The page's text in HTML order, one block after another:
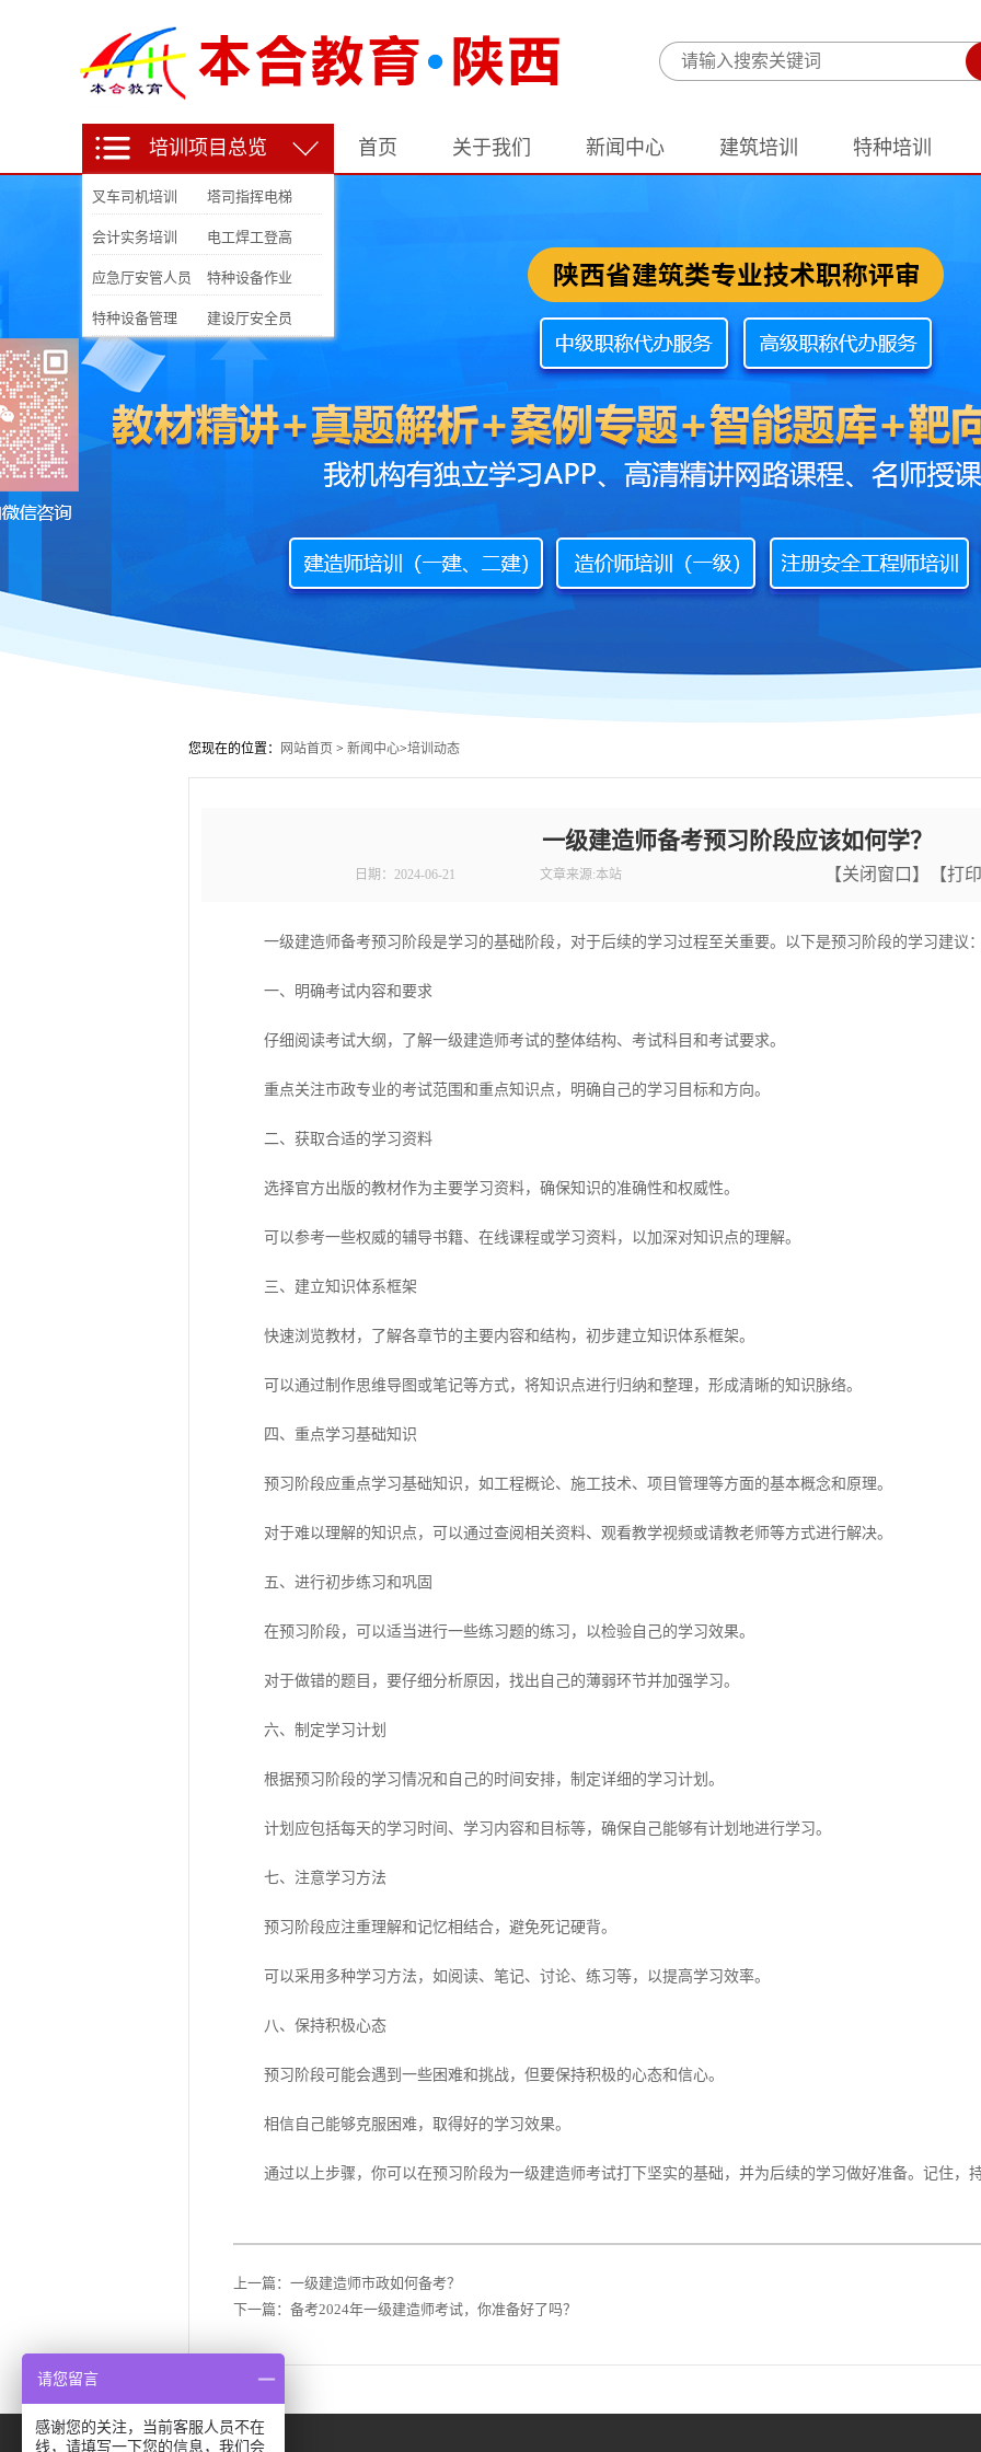
首页 关于我们 新闻中心 建筑培训 特种培训
培训项目总览
叉车司机培训 塔司指挥电梯
会计实务培训 电工焊工登高
应急厅安管人员 特种设备作业
特种设备管理 建设厅安全员
您现在的位置： 网站首页 > 新闻中心>培训动态
【关闭窗口 】【打印
一级建造师备考预习阶段应该如何学？
日期： 2024-06-21 文章来源:本站
一级建造师备考预习阶段是学习的基础阶段，对于后续的学习过程至关重要。以下是预习阶段的学习建议：
一、明确考试内容和要求
仔细阅读考试大纲，了解一级建造师考试的整体结构、考试科目和考试要求。
重点关注市政专业的考试范围和重点知识点，明确自己的学习目标和方向。
二、获取合适的学习资料
选择官方出版的教材作为主要学习资料，确保知识的准确性和权威性。
可以参考一些权威的辅导书籍、在线课程或学习资料，以加深对知识点的理解。
三、建立知识体系框架
快速浏览教材，了解各章节的主要内容和结构，初步建立知识体系框架。
可以通过制作思维导图或笔记等方式，将知识点进行归纳和整理，形成清晰的知识脉络。
四、重点学习基础知识
预习阶段应重点学习基础知识，如工程概论、施工技术、项目管理等方面的基本概念和原理。
对于难以理解的知识点，可以通过查阅相关资料、观看教学视频或请教老师等方式进行解决。
五、进行初步练习和巩固
在预习阶段，可以适当进行一些练习题的练习，以检验自己的学习效果。
对于做错的题目，要仔细分析原因，找出自己的薄弱环节并加强学习。
六、制定学习计划
根据预习阶段的学习情况和自己的时间安排，制定详细的学习计划。
计划应包括每天的学习时间、学习内容和目标等，确保自己能够有计划地进行学习。
七、注意学习方法
预习阶段应注重理解和记忆相结合，避免死记硬背。
可以采用多种学习方法，如阅读、笔记、讨论、练习等，以提高学习效率。
八、保持积极心态
预习阶段可能会遇到一些困难和挑战，但要保持积极的心态和信心。
相信自己能够克服困难，取得好的学习效果。
通过以上步骤，你可以在预习阶段为一级建造师考试打下坚实的基础，并为后续的学习做好准备。记住，
上一篇： 一级建造师市政如何备考？
下一篇： 备考2024年一级建造师考试，你准备好了吗？
请您留言
感谢您的关注，当前客服人员不在
线，请填写一下您的信息，我们会